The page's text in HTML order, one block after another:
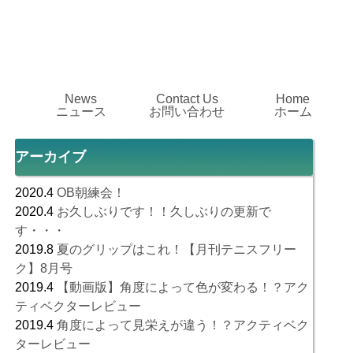
News
ニュース
Contact Us
お問い合わせ
Home
ホーム
アーカイブ
2020.4 OB朝練会！
2020.4 お久しぶりです！！久しぶりの更新で
す・・・
2019.8 夏のグリップはこれ！【月刊テニスフリー
ク】8月号
2019.4
【動画版】角度によって色が変わる！？アク
ティベクターレビュー
2019.4 角度によって見栄えが違う！？アクティベク
ターレビュー